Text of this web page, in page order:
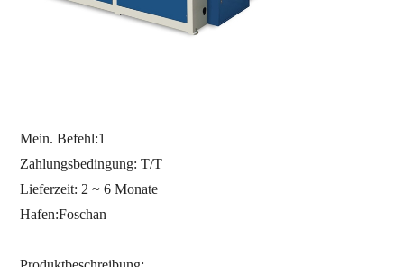
Mein. Befehl:1
Zahlungsbedingung: T/T
Lieferzeit: 2 ~ 6 Monate
Hafen:Foschan